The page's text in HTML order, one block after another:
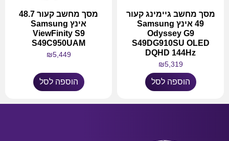
מסך מחשב גיימינג קעור
49 אינץ Samsung
Odyssey G9
S49DG910SU OLED
DQHD 144Hz
₪5,319
הוספה לסל
מסך מחשב קעור 48.7
אינץ Samsung
ViewFinity S9
S49C950UAM
₪5,449
הוספה לסל